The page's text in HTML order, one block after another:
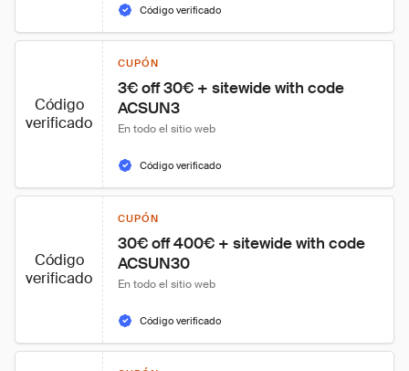
Código verificado
Código
verificado
CUPÓN
3€ off 30€ + sitewide with code
ACSUN3
En todo el sitio web
Código verificado
Código
verificado
CUPÓN
30€ off 400€ + sitewide with code
ACSUN30
En todo el sitio web
Código verificado